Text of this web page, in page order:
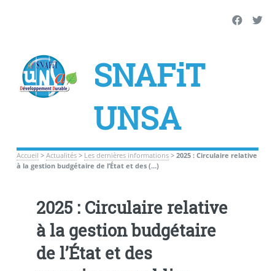
SNAFiT
UNSA
Accueil > Actualités> Les dernières informations> 2025 : Circulaire relative
à la gestion budgétaire de l’État et des (…)
2025 : Circulaire relative
à la gestion budgétaire
de l’État et des